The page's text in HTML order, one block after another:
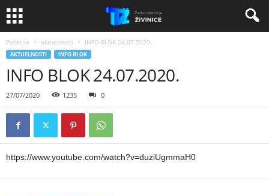
Početna aktuelnosti INFO BLOK 24.07.2020.
AKTUELNOSTI INFO BLOK
INFO BLOK 24.07.2020.
27/07/2020 1235 0
https://www.youtube.com/watch?v=duziUgmmaH0